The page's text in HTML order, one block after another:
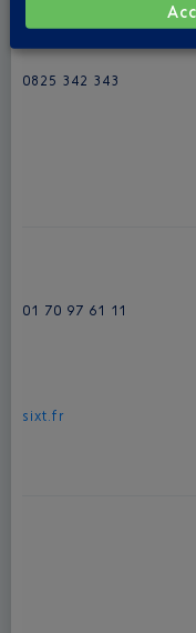
0825 342 343
01 70 97 61 11
sixt.fr